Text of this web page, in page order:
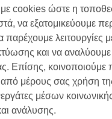
Λεπτομερειών
cookies ώστε η
να εξατομικεύουμε
παρέχουμε λειτουργίες
και να αναλύουμε
Επίσης, κοινοποιούμε
από μέρους σας χρήση
μέσων
ανάλυσης.